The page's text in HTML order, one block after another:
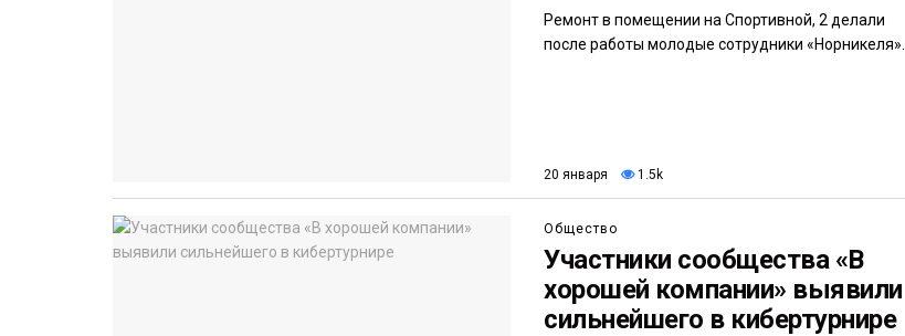
Ремонт в помещении на Спортивной, 2 делали
после работы молодые сотрудники «Норникеля».
20 января 1.5k
Общество
Участники сообщества «В
хорошей компании» выявили
сильнейшего в кибертурнире